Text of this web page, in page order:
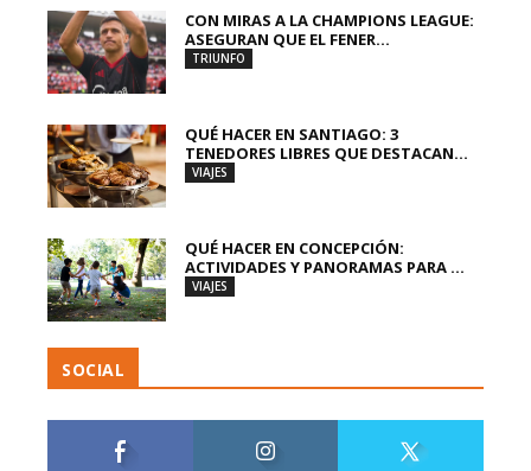
CON MIRAS A LA CHAMPIONS LEAGUE:
ASEGURAN QUE EL FENER...
TRIUNFO
QUÉ HACER EN SANTIAGO: 3
TENEDORES LIBRES QUE DESTACAN...
VIAJES
QUÉ HACER EN CONCEPCIÓN:
ACTIVIDADES Y PANORAMAS PARA ...
VIAJES
SOCIAL